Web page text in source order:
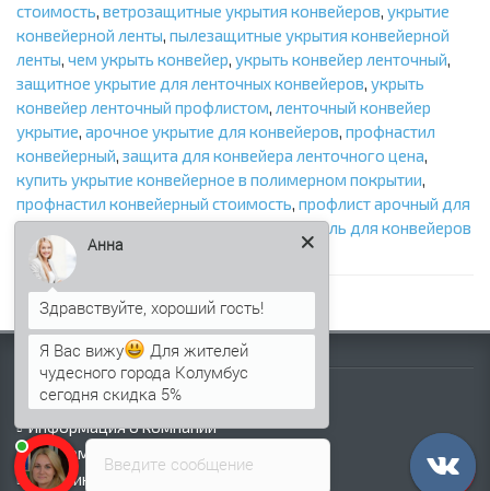
стоимость, ветрозащитные укрытия конвейеров, укрытие
конвейерной ленты, пылезащитные укрытия конвейерной
ленты, чем укрыть конвейер, укрыть конвейер ленточный,
защитное укрытие для ленточных конвейеров, укрыть
конвейер ленточный профлистом, ленточный конвейер
укрытие, арочное укрытие для конвейеров, профнастил
конвейерный, защита для конвейера ленточного цена,
купить укрытие конвейерное в полимерном покрытии,
профнастил конвейерный стоимость, профлист арочный для
конвейеров нержавеющий купить
профиль для конвейеров
выгодно
Информация
Палитра RAL
Информация о компании
Информация о доставке
Политика безопасности
Введите сообщение
Анна
Я Вас вижу
Для жителей
чудесного города Колумбус
сегодня скидка 5%